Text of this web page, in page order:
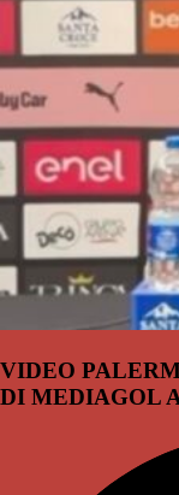
VIDEO
DI MEDIAGOL